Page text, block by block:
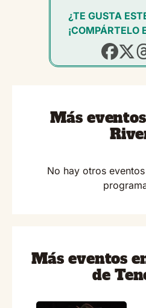
¿TE GUSTA
¡COMPÁRTELO
Más
No hay otros
Más eventos
de